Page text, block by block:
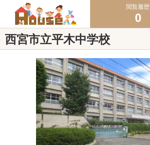
閲覧履歴
0
西宮市立平木中学校